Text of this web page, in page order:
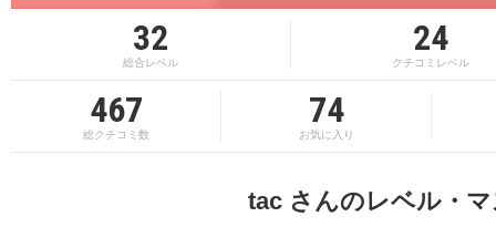
32
総合レベル
24
クチコミレベル
467
総クチコミ数
74
お気に入り
tac さんのレベル・